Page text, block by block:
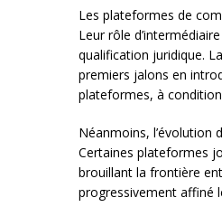
Les plateformes de
Leur rôle
qualification juridique. La
premiers jalons en
plateformes, à condition
Néanmoins, l’évolution
Certaines plateformes
brouillant la frontière
progressivement affiné